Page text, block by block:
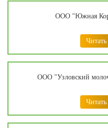
ООО "Южная
Читать
ООО "Узловский
Читать